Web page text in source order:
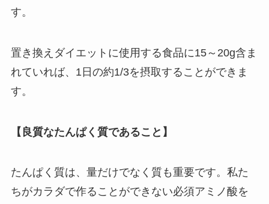
す。
置き換えダイエットに使用する食品に15～20g含ま
れていれば、1日の約1/3を摂取することができま
す。
【良質なたんぱく質であること】
たんぱく質は、量だけでなく質も重要です。私た
ちがカラダで作ることができない必須アミノ酸を